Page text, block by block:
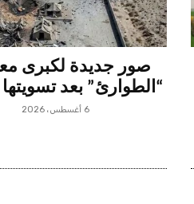
صور جديدة لكبرى
“الطوارئ” بعد
6 أغسطس، 2026